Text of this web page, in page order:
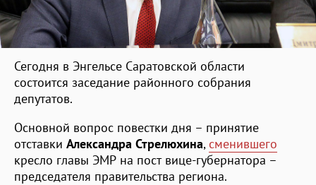
Сегодня в Энгельсе Саратовской области
состоится заседание районного собрания
депутатов.
Основной вопрос повестки дня – принятие
отставки Александра Стрелюхина, сменившего
кресло главы ЭМР на пост вице-губернатора –
председателя правительства региона.